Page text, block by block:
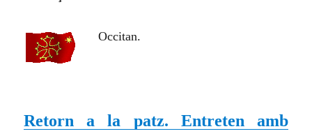
Occitan.
Retorn a la patz. Entreten amb